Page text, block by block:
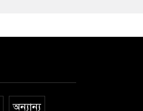
অন্যান্য